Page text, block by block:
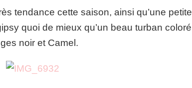
tendance cette saison, ainsi qu’une
quoi de mieux qu’un beau turban
noir et Camel.